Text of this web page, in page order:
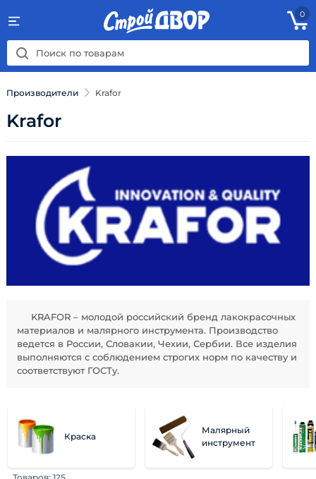
0
Производители Krafor
Krafor
KRAFOR – молодой российский бренд лакокрасочных
материалов и малярного инструмента. Производство
ведется в России, Словакии, Чехии, Сербии. Все изделия
выполняются с соблюдением строгих норм по качеству и
соответствуют ГОСТу.
Краска
Малярный
инструмент